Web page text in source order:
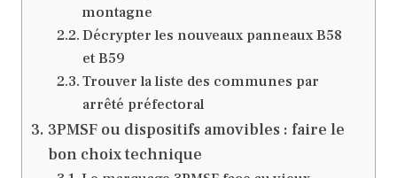
montagne
Décrypter les nouveaux panneaux B58
et B59
Trouver la liste des communes par
arrêté préfectoral
3PMSF ou dispositifs amovibles : faire le
bon choix technique